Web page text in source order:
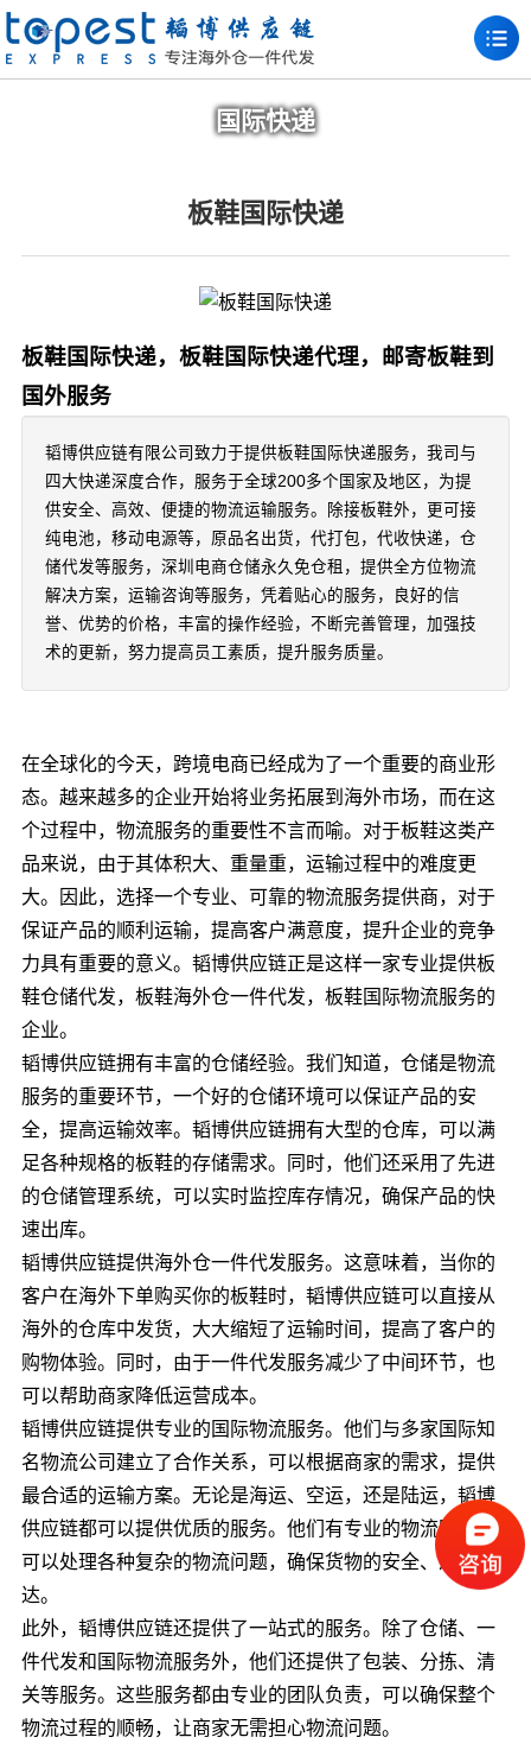
国际快递
板鞋国际快递
板鞋国际快递，板鞋国际快递代理，邮寄板鞋到
国外服务
韬博供应链有限公司致力于提供板鞋国际快递服务，我司与
四大快递深度合作，服务于全球200多个国家及地区，为提
供安全、高效、便捷的物流运输服务。除接板鞋外，更可接
纯电池，移动电源等，原品名出货，代打包，代收快递，仓
储代发等服务，深圳电商仓储永久免仓租，提供全方位物流
解决方案，运输咨询等服务，凭着贴心的服务，良好的信
誉、优势的价格，丰富的操作经验，不断完善管理，加强技
术的更新，努力提高员工素质，提升服务质量。
在全球化的今天，跨境电商已经成为了一个重要的商业形
态。越来越多的企业开始将业务拓展到海外市场，而在这
个过程中，物流服务的重要性不言而喻。对于板鞋这类产
品来说，由于其体积大、重量重，运输过程中的难度更
大。因此，选择一个专业、可靠的物流服务提供商，对于
保证产品的顺利运输，提高客户满意度，提升企业的竞争
力具有重要的意义。韬博供应链正是这样一家专业提供板
鞋仓储代发，板鞋海外仓一件代发，板鞋国际物流服务的
企业。
韬博供应链拥有丰富的仓储经验。我们知道，仓储是物流
服务的重要环节，一个好的仓储环境可以保证产品的安
全，提高运输效率。韬博供应链拥有大型的仓库，可以满
足各种规格的板鞋的存储需求。同时，他们还采用了先进
的仓储管理系统，可以实时监控库存情况，确保产品的快
速出库。
韬博供应链提供海外仓一件代发服务。这意味着，当你的
客户在海外下单购买你的板鞋时，韬博供应链可以直接从
海外的仓库中发货，大大缩短了运输时间，提高了客户的
购物体验。同时，由于一件代发服务减少了中间环节，也
可以帮助商家降低运营成本。
韬博供应链提供专业的国际物流服务。他们与多家国际知
名物流公司建立了合作关系，可以根据商家的需求，提供
最合适的运输方案。无论是海运、空运，还是陆运，韬博
供应链都可以提供优质的服务。他们有专业的物流团队，
可以处理各种复杂的物流问题，确保货物的安全、准时到
达。
此外，韬博供应链还提供了一站式的服务。除了仓储、一
件代发和国际物流服务外，他们还提供了包装、分拣、清
关等服务。这些服务都由专业的团队负责，可以确保整个
物流过程的顺畅，让商家无需担心物流问题。